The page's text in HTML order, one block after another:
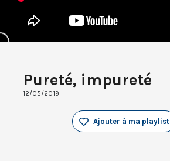
Pureté, impureté
12/05/2019
Ajouter à ma playlist